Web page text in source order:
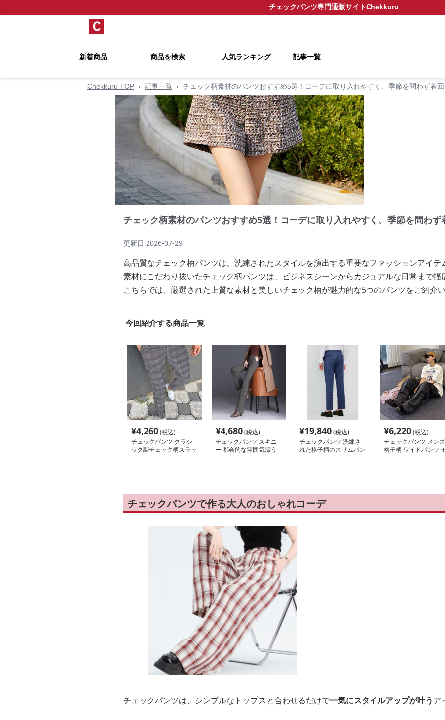
チェックパンツ専門通販サイトChekkuru
新着商品 商品を検索 人気ランキング 記事一覧
Chekkuru TOP › 記事一覧 › チェック柄素材のパンツおすすめ5選！コーデに取り入れやすく、季節を問わず着回
チェック柄素材のパンツおすすめ5選！コーデに取り入れやすく、季節を問わず
更新日 2026-07-29
高品質なチェック柄パンツは、洗練されたスタイルを演出する重要なファッションアイテ
素材にこだわり抜いたチェック柄パンツは、ビジネスシーンからカジュアルな日常まで幅
こちらでは、厳選された上質な素材と美しいチェック柄が魅力的な5つのパンツをご紹介い
今回紹介する商品一覧
¥4,260(税込)
チェックパンツ クラシ
ック調チェック柄スラッ
¥4,680(税込)
チェックパンツ スキニ
ー 都会的な雰囲気漂う
¥19,840(税込)
チェックパンツ 洗練さ
れた格子柄のスリムパン
¥6,220(税込)
チェックパンツ メンズ
格子柄 ワイドパンツ
チェックパンツで作る大人のおしゃれコーデ
チェックパンツは、シンプルなトップスと合わせるだけで一気にスタイルアップが叶うア